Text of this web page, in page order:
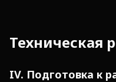
Техническая
IV. Подготовка к